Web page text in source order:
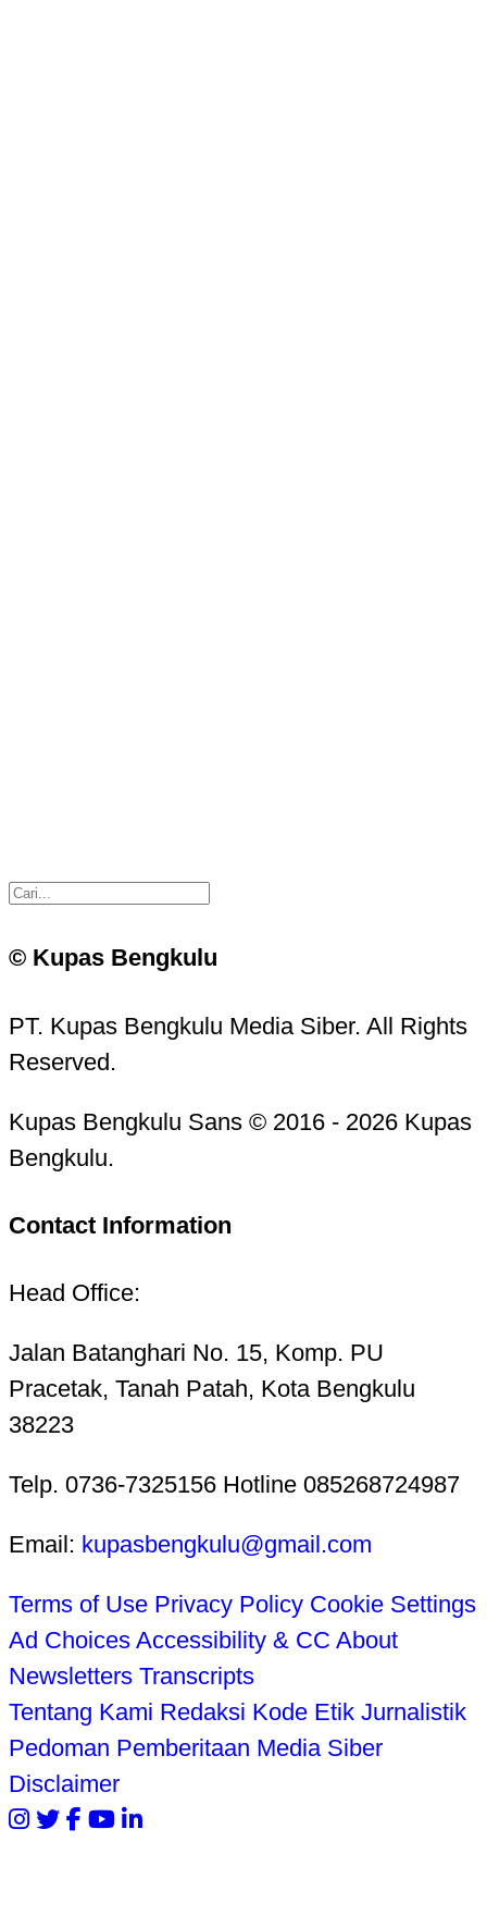
© Kupas Bengkulu
PT. Kupas Bengkulu Media Siber. All Rights
Reserved.
Kupas Bengkulu Sans © 2016 - 2026 Kupas
Bengkulu.
Contact Information
Head Office:
Jalan Batanghari No. 15, Komp. PU
Pracetak, Tanah Patah, Kota Bengkulu
38223
Telp. 0736-7325156 Hotline 085268724987
Email: kupasbengkulu@gmail.com
Terms of Use Privacy Policy Cookie Settings
Ad Choices Accessibility & CC About
Newsletters Transcripts
Tentang Kami Redaksi Kode Etik Jurnalistik
Pedoman Pemberitaan Media Siber
Disclaimer